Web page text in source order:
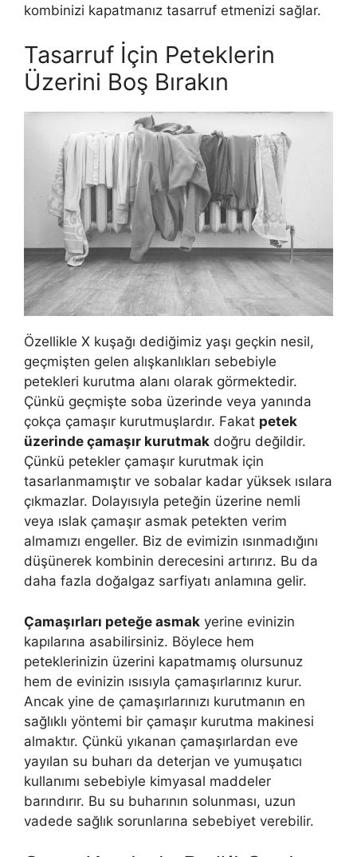
kombinizi kapatmanız tasarruf etmenizi sağlar.
Tasarruf İçin Peteklerin
Üzerini Boş Bırakın
Özellikle X kuşağı dediğimiz yaşı geçkin nesil,
geçmişten gelen alışkanlıkları sebebiyle
petekleri kurutma alanı olarak görmektedir.
Çünkü geçmişte soba üzerinde veya yanında
çokça çamaşır kurutmuşlardır. Fakat petek
üzerinde çamaşır kurutmak doğru değildir.
Çünkü petekler çamaşır kurutmak için
tasarlanmamıştır ve sobalar kadar yüksek ısılara
çıkmazlar. Dolayısıyla peteğin üzerine nemli
veya ıslak çamaşır asmak petekten verim
almamızı engeller. Biz de evimizin ısınmadığını
düşünerek kombinin derecesini artırırız. Bu da
daha fazla doğalgaz sarfiyatı anlamına gelir.
Çamaşırları peteğe asmak yerine evinizin
kapılarına asabilirsiniz. Böylece hem
peteklerinizin üzerini kapatmamış olursunuz
hem de evinizin ısısıyla çamaşırlarınız kurur.
Ancak yine de çamaşırlarınızı kurutmanın en
sağlıklı yöntemi bir çamaşır kurutma makinesi
almaktır. Çünkü yıkanan çamaşırlardan eve
yayılan su buharı da deterjan ve yumuşatıcı
kullanımı sebebiyle kimyasal maddeler
barındırır. Bu su buharının solunması, uzun
vadede sağlık sorunlarına sebebiyet verebilir.